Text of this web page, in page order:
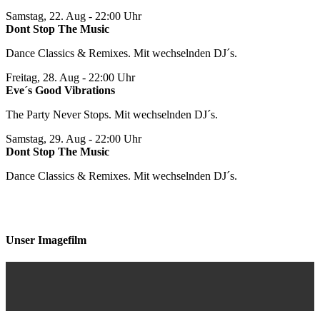
Samstag, 22. Aug - 22:00 Uhr
Dont Stop The Music
Dance Classics & Remixes. Mit wechselnden DJ´s.
Freitag, 28. Aug - 22:00 Uhr
Eve´s Good Vibrations
The Party Never Stops. Mit wechselnden DJ´s.
Samstag, 29. Aug - 22:00 Uhr
Dont Stop The Music
Dance Classics & Remixes. Mit wechselnden DJ´s.
Unser Imagefilm